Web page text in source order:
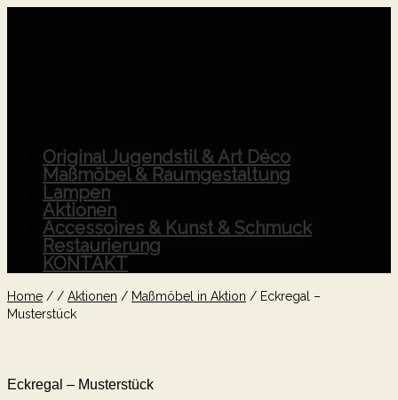
Original Jugendstil & Art Déco
Maßmöbel & Raumgestaltung
Lampen
Aktionen
Accessoires & Kunst & Schmuck
Restaurierung
KONTAKT
Home / / Aktionen / Maßmöbel in Aktion / Eckregal –
Musterstück
Eckregal – Musterstück